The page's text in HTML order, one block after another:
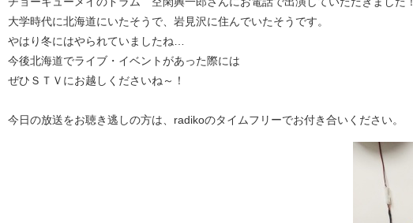
大学時代に北海道にいたそうで、岩見沢に住んでいたそうです。
やはり冬にはやられていましたね…
今後北海道でライブ・イベントがあった際には
ぜひＳＴＶにお越しくださいね～！
今日の放送をお聴き逃しの方は、radikoのタイムフリーでお付き合いください。